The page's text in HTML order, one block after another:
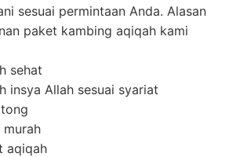
sesuai permintaan Anda. Alasan
paket kambing aqiqah kami
sehat
insya Allah sesuai syariat
murah
aqiqah